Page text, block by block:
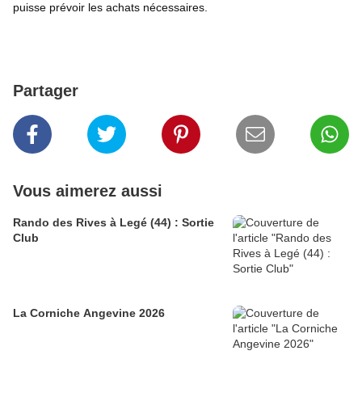
puisse prévoir les achats nécessaires.
Partager
Vous aimerez aussi
Rando des Rives à Legé (44) : Sortie
Club
La Corniche Angevine 2026